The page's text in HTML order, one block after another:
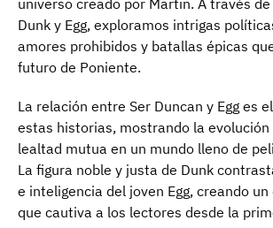
Dunk y Egg, exploramos intrigas
amores prohibidos y batallas épicas
futuro de Poniente.
La relación entre Ser Duncan y Egg es
estas historias, mostrando la
lealtad mutua en un mundo lleno de
La figura noble y justa de Dunk
e inteligencia del joven Egg, creando
que cautiva a los lectores desde la